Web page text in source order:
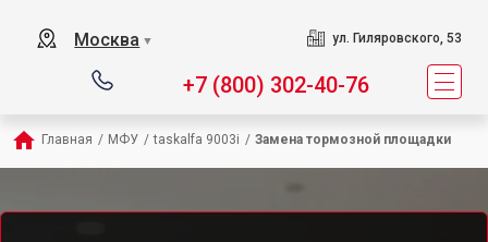
Москва ▼ ул. Гиляровского, 53
+7 (800) 302-40-76
Главная / МФУ / taskalfa 9003i / Замена тормозной площадки